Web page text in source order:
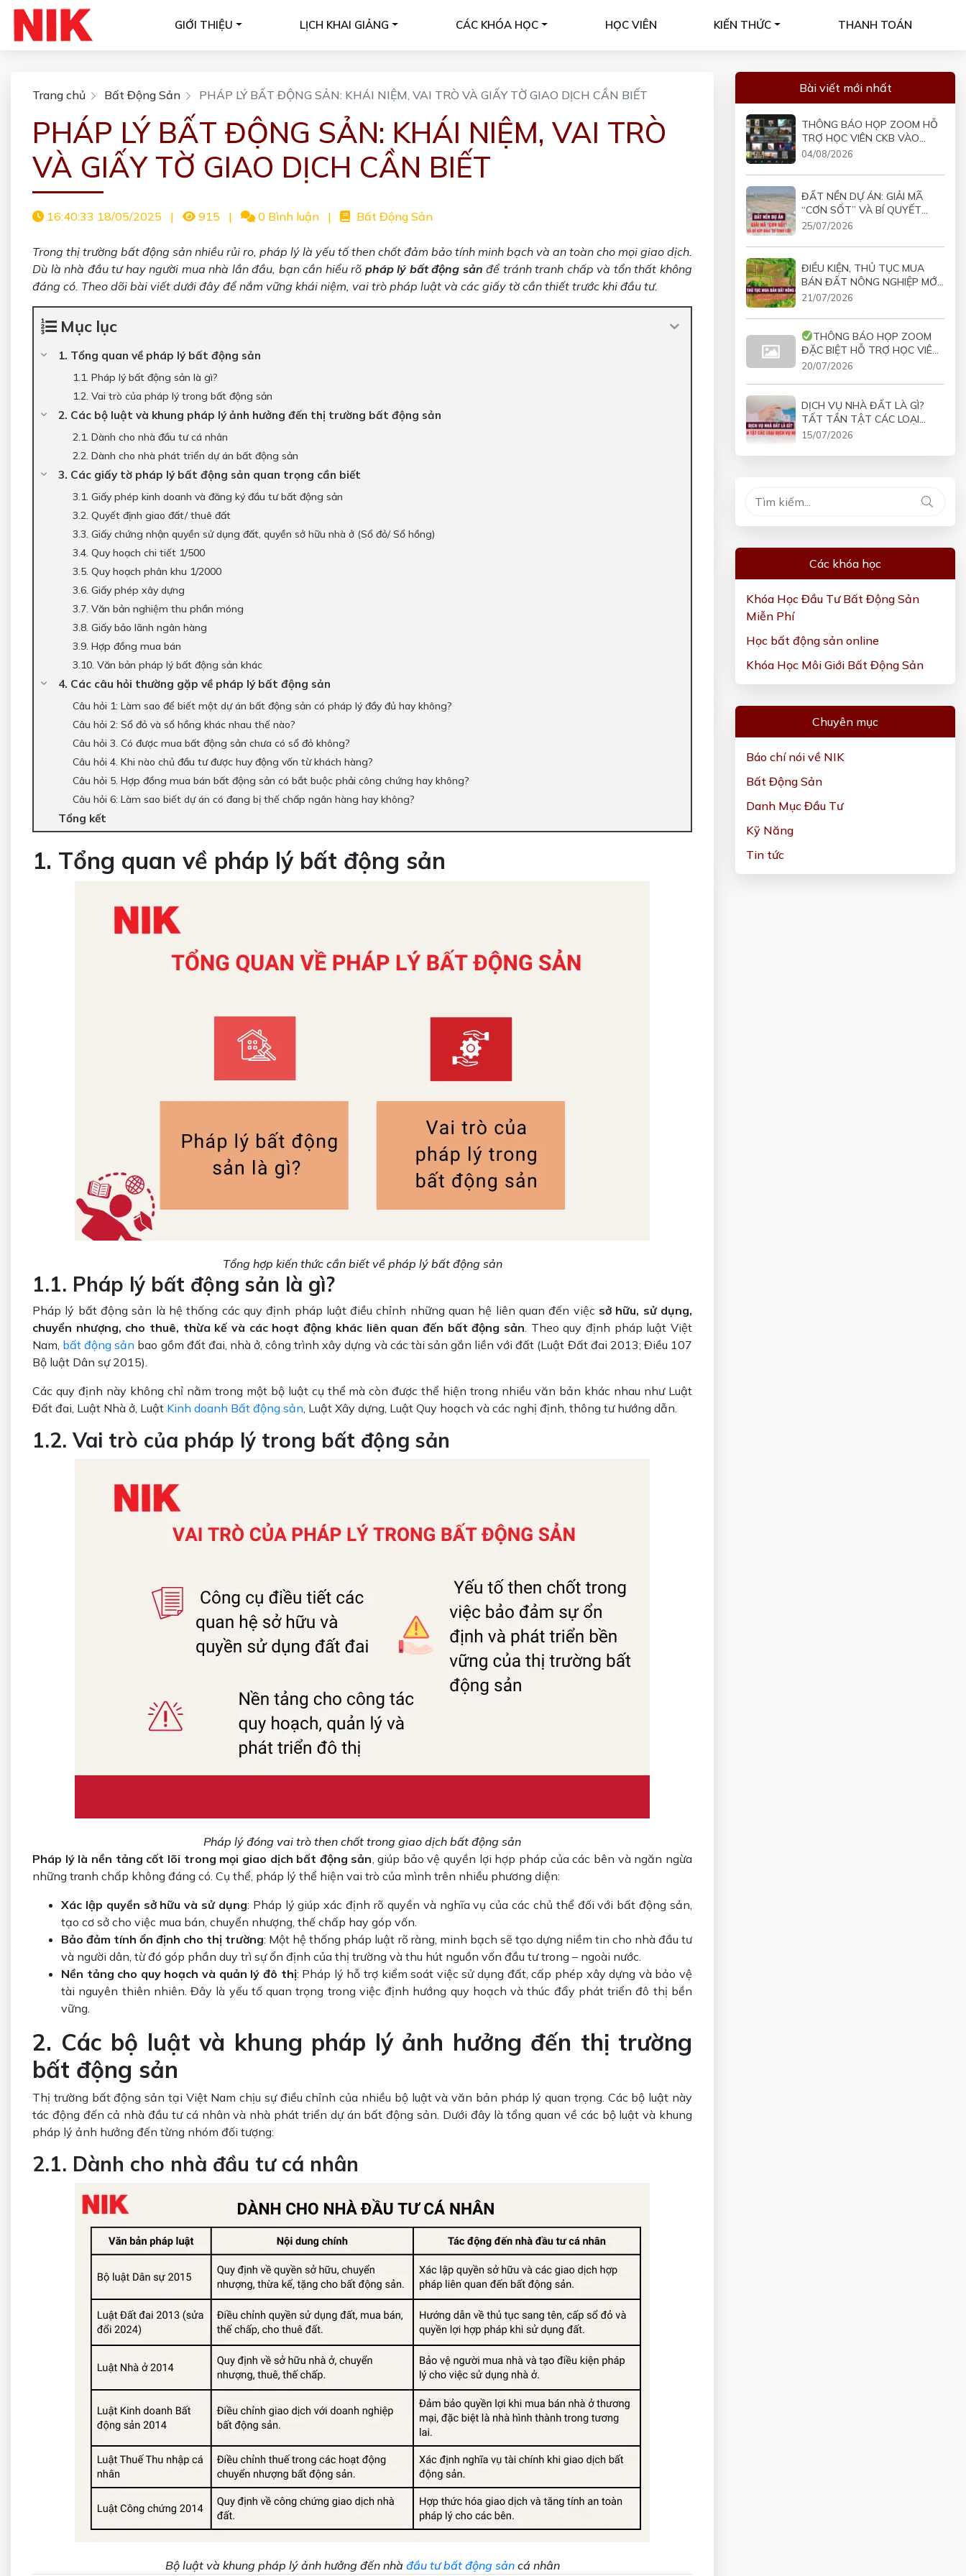
GIỚI THIỆU LỊCH KHAI GIẢNG CÁC KHÓA HỌC HỌC VIÊN KIẾN THỨC THANH TOÁN
Trang chủ Bất Động Sản PHÁP LÝ BẤT ĐỘNG SẢN: KHÁI NIỆM, VAI TRÒ VÀ GIẤY TỜ GIAO DỊCH CẦN BIẾT
PHÁP LÝ BẤT ĐỘNG SẢN: KHÁI NIỆM, VAI TRÒ
VÀ GIẤY TỜ GIAO DỊCH CẦN BIẾT
16:40:33 18/05/2025 | 915 | 0 Bình luận | Bất Động Sản
Trong thị trường bất động sản nhiều rủi ro, pháp lý là yếu tố then chốt đảm bảo tính minh bạch và an toàn cho mọi giao dịch.
Dù là nhà đầu tư hay người mua nhà lần đầu, bạn cần hiểu rõ pháp lý bất động sản để tránh tranh chấp và tổn thất không
đáng có. Theo dõi bài viết dưới đây để nắm vững khái niệm, vai trò pháp luật và các giấy tờ cần thiết trước khi đầu tư.
Mục lục
1. Tổng quan về pháp lý bất động sản
1.1. Pháp lý bất động sản là gì?
1.2. Vai trò của pháp lý trong bất động sản
2. Các bộ luật và khung pháp lý ảnh hưởng đến thị trường bất động sản
2.1. Dành cho nhà đầu tư cá nhân
2.2. Dành cho nhà phát triển dự án bất động sản
3. Các giấy tờ pháp lý bất động sản quan trọng cần biết
3.1. Giấy phép kinh doanh và đăng ký đầu tư bất động sản
3.2. Quyết định giao đất/ thuê đất
3.3. Giấy chứng nhận quyền sử dụng đất, quyền sở hữu nhà ở (Sổ đỏ/ Sổ hồng)
3.4. Quy hoạch chi tiết 1/500
3.5. Quy hoạch phân khu 1/2000
3.6. Giấy phép xây dựng
3.7. Văn bản nghiệm thu phần móng
3.8. Giấy bảo lãnh ngân hàng
3.9. Hợp đồng mua bán
3.10. Văn bản pháp lý bất động sản khác
4. Các câu hỏi thường gặp về pháp lý bất động sản
Câu hỏi 1: Làm sao để biết một dự án bất động sản có pháp lý đầy đủ hay không?
Câu hỏi 2: Sổ đỏ và sổ hồng khác nhau thế nào?
Câu hỏi 3. Có được mua bất động sản chưa có sổ đỏ không?
Câu hỏi 4. Khi nào chủ đầu tư được huy động vốn từ khách hàng?
Câu hỏi 5. Hợp đồng mua bán bất động sản có bắt buộc phải công chứng hay không?
Câu hỏi 6: Làm sao biết dự án có đang bị thế chấp ngân hàng hay không?
Tổng kết
1. Tổng quan về pháp lý bất động sản
Tổng hợp kiến thức cần biết về pháp lý bất động sản
1.1. Pháp lý bất động sản là gì?
Pháp lý bất động sản là hệ thống các quy định pháp luật điều chỉnh những quan hệ liên quan đến việc sở hữu, sử dụng,
chuyển nhượng, cho thuê, thừa kế và các hoạt động khác liên quan đến bất động sản. Theo quy định pháp luật Việt
Nam, bất động sản bao gồm đất đai, nhà ở, công trình xây dựng và các tài sản gắn liền với đất (Luật Đất đai 2013; Điều 107
Bộ luật Dân sự 2015).
Các quy định này không chỉ nằm trong một bộ luật cụ thể mà còn được thể hiện trong nhiều văn bản khác nhau như Luật
Đất đai, Luật Nhà ở, Luật Kinh doanh Bất động sản, Luật Xây dựng, Luật Quy hoạch và các nghị định, thông tư hướng dẫn.
1.2. Vai trò của pháp lý trong bất động sản
Pháp lý đóng vai trò then chốt trong giao dịch bất động sản
Pháp lý là nền tảng cốt lõi trong mọi giao dịch bất động sản, giúp bảo vệ quyền lợi hợp pháp của các bên và ngăn ngừa
những tranh chấp không đáng có. Cụ thể, pháp lý thể hiện vai trò của mình trên nhiều phương diện:
Xác lập quyền sở hữu và sử dụng: Pháp lý giúp xác định rõ quyền và nghĩa vụ của các chủ thể đối với bất động sản,
tạo cơ sở cho việc mua bán, chuyển nhượng, thế chấp hay góp vốn.
Bảo đảm tính ổn định cho thị trường: Một hệ thống pháp luật rõ ràng, minh bạch sẽ tạo dựng niềm tin cho nhà đầu tư
và người dân, từ đó góp phần duy trì sự ổn định của thị trường và thu hút nguồn vốn đầu tư trong – ngoài nước.
Nền tảng cho quy hoạch và quản lý đô thị: Pháp lý hỗ trợ kiểm soát việc sử dụng đất, cấp phép xây dựng và bảo vệ
tài nguyên thiên nhiên. Đây là yếu tố quan trọng trong việc định hướng quy hoạch và thúc đẩy phát triển đô thị bền
vững.
2. Các bộ luật và khung pháp lý ảnh hưởng đến thị trường
bất động sản
Thị trường bất động sản tại Việt Nam chịu sự điều chỉnh của nhiều bộ luật và văn bản pháp lý quan trọng. Các bộ luật này
tác động đến cả nhà đầu tư cá nhân và nhà phát triển dự án bất động sản. Dưới đây là tổng quan về các bộ luật và khung
pháp lý ảnh hưởng đến từng nhóm đối tượng:
2.1. Dành cho nhà đầu tư cá nhân
Bộ luật và khung pháp lý ảnh hưởng đến nhà đầu tư bất động sảncá nhân
Bài viết mới nhất
THÔNG BÁO HỌP ZOOM HỖ
TRỢ HỌC VIÊN CKB VÀO
19H30 NGÀY 05/08/2026
04/08/2026
ĐẤT NỀN DỰ ÁN: GIẢI MÃ
“CƠN SỐT” VÀ BÍ QUYẾT
ĐẦU TƯ SINH LỜI
25/07/2026
ĐIỀU KIỆN, THỦ TỤC MUA
BÁN ĐẤT NÔNG NGHIỆP MỚI
NHẤT
21/07/2026
THÔNG BÁO HỌP ZOOM
ĐẶC BIỆT HỖ TRỢ HỌC VIÊN
COMBO VÀO 19H30 NGÀY
20/07/2026
DỊCH VỤ NHÀ ĐẤT LÀ GÌ?
TẤT TẦN TẬT CÁC LOẠI
DỊCH VỤ NHÀ ĐẤT
15/07/2026
Các khóa học
Khóa Học Đầu Tư Bất Động Sản
Miễn Phí
Học bất động sản online
Khóa Học Môi Giới Bất Động Sản
Chuyên mục
Báo chí nói về NIK
Bất Động Sản
Danh Mục Đầu Tư
Kỹ Năng
Tin tức